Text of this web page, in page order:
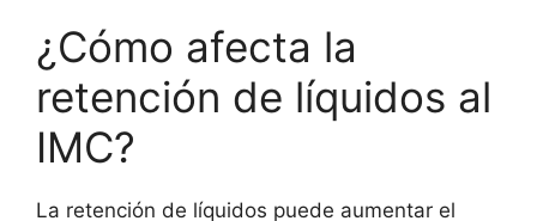
¿Cómo afecta la
retención de líquidos al
IMC?
La retención de líquidos puede aumentar el